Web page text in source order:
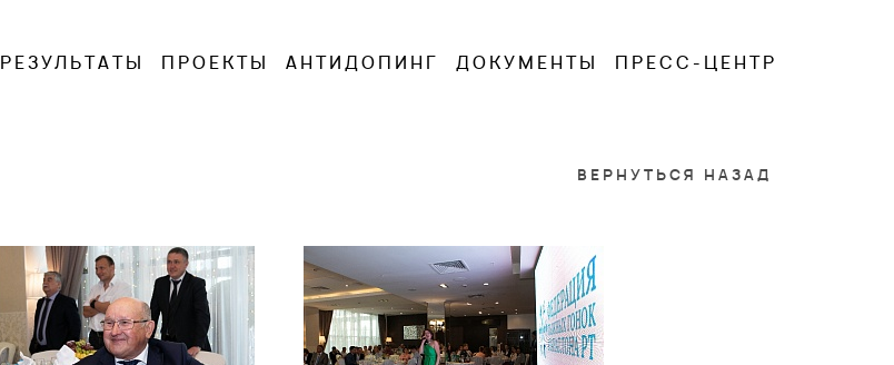
РЕЗУЛЬТАТЫ ПРОЕКТЫ АНТИДОПИНГ ДОКУМЕНТЫ ПРЕСС-ЦЕНТР
ВЕРНУТЬСЯ НАЗАД